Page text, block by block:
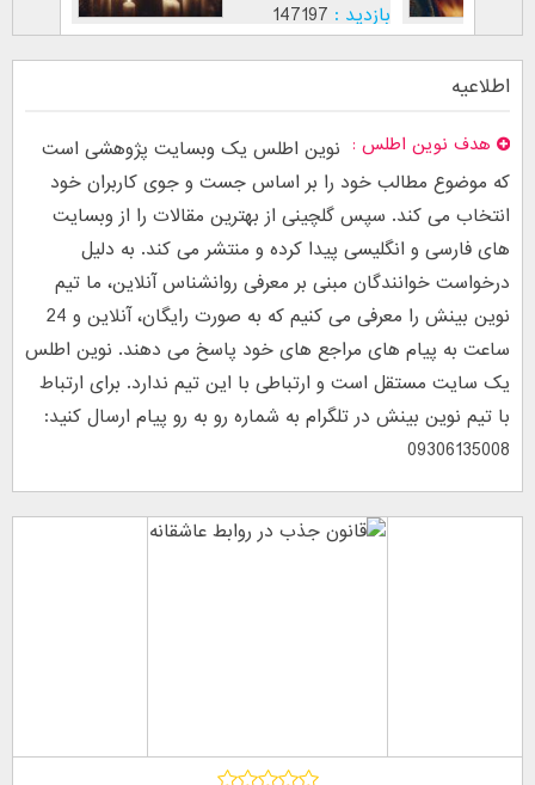
بازدید : 26761
اطلاعیه
هدف نوین اطلس
نوین اطلس یک وبسایت پژوهشی است
که موضوع مطالب خود را بر اساس جست و جوی کاربران خود
انتخاب می کند. سپس گلچینی از بهترین مقالات را از وبسایت
های فارسی و انگلیسی پیدا کرده و منتشر می کند. به دلیل
درخواست خوانندگان مبنی بر معرفی روانشناس آنلاین، ما تیم
نوین بینش را معرفی می کنیم که به صورت رایگان، آنلاین و 24
ساعت به پیام های مراجع های خود پاسخ می دهند. نوین اطلس
یک سایت مستقل است و ارتباطی با این تیم ندارد. برای ارتباط
با تیم نوین بینش در تلگرام به شماره رو به رو پیام ارسال کنید:
09306135008